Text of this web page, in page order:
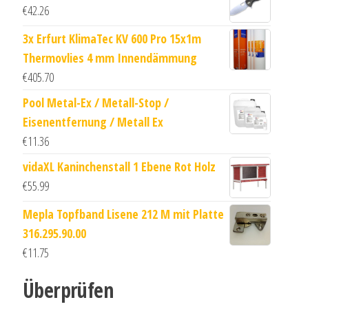
€42.26
3x Erfurt KlimaTec KV 600 Pro 15x1m
Thermovlies 4 mm Innendämmung
€405.70
Pool Metal-Ex / Metall-Stop /
Eisenentfernung / Metall Ex
€11.36
vidaXL Kaninchenstall 1 Ebene Rot Holz
€55.99
Mepla Topfband Lisene 212 M mit Platte
316.295.90.00
€11.75
Überprüfen